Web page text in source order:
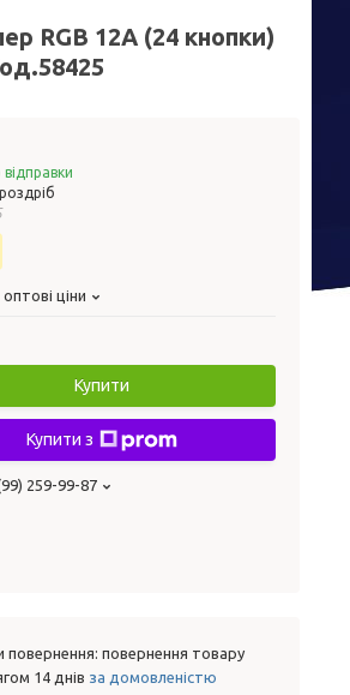
RGB 12A (24 кнопки)
ціни
Купити
Купити з
259-99-87
повернення товару
14 днів за домовленістю